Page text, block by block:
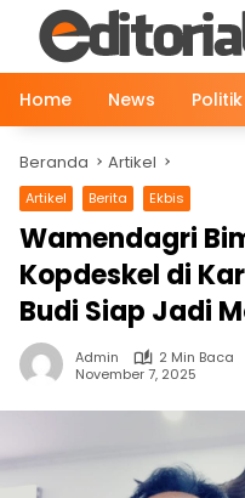
Langsung
konten
Home
News Politik
Beranda Artikel
Artikel Berita Ekbis
Wamendagri
Kopdeskel di
Budi Siap Jadi
Admin
2 Min Baca
November 7, 2025